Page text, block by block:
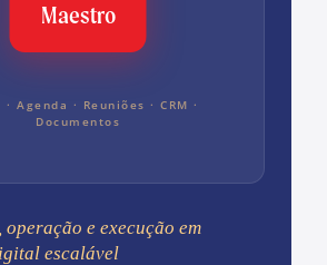
Maestro
Agenda · Reuniões · CRM ·
Documentos
operação e execução em
escalável